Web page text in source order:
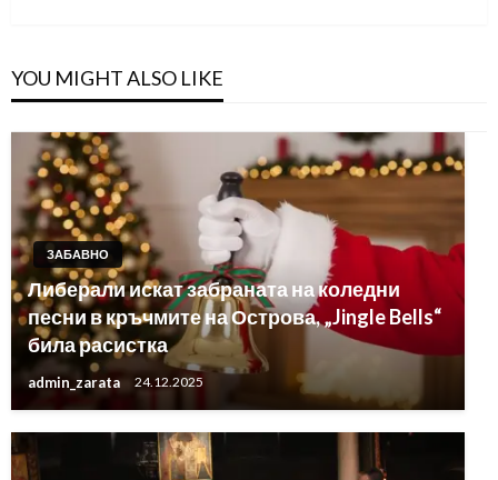
YOU MIGHT ALSO LIKE
ЗАБАВНО
Либерали искат забраната на коледни
песни в кръчмите на Острова, „Jingle Bells“
била расистка
admin_zarata 24.12.2025